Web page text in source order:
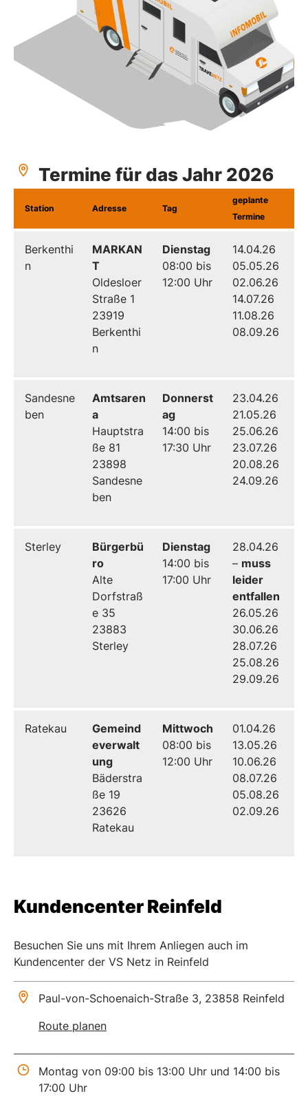
Termine für das Jahr 2026
Station Adresse Tag
geplante
Termine
Berkenthi
n
MARKAN
T
Oldesloer
Straße 1
23919
Berkenthi
n
Dienstag
08:00 bis
12:00 Uhr
14.04.26
05.05.26
02.06.26
14.07.26
11.08.26
08.09.26
Sandesne
ben
Amtsaren
a
Hauptstra
ße 81
23898
Sandesne
ben
Donnerst
ag
14:00 bis
17:30 Uhr
23.04.26
21.05.26
25.06.26
23.07.26
20.08.26
24.09.26
Sterley
Bürgerbü
ro
Alte
Dorfstraß
e 35
23883
Sterley
Dienstag
14:00 bis
17:00 Uhr
28.04.26
– muss
leider
entfallen
26.05.26
30.06.26
28.07.26
25.08.26
29.09.26
Ratekau
Gemeind
everwalt
ung
Bäderstra
ße 19
23626
Ratekau
Mittwoch
08:00 bis
12:00 Uhr
01.04.26
13.05.26
10.06.26
08.07.26
05.08.26
02.09.26
Kundencenter Reinfeld
Besuchen Sie uns mit Ihrem Anliegen auch im
Kundencenter der VS Netz in Reinfeld
Paul-von-Schoenaich-Straße 3, 23858 Reinfeld
Route planen
Montag von 09:00 bis 13:00 Uhr und 14:00 bis
17:00 Uhr